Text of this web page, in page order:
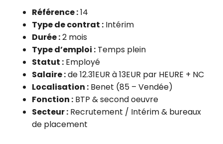
Référence :14
Type de contrat : Intérim
Durée :2 mois
Type d’emploi : Temps plein
Statut : Employé
Salaire :de 12.31EUR à 13EUR par HEURE + NC
Localisation : Benet (85 – Vendée)
Fonction : BTP & second oeuvre
Secteur : Recrutement / Intérim & bureaux
de placement